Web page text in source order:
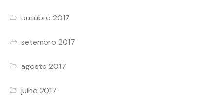
outubro 2017
setembro 2017
agosto 2017
julho 2017